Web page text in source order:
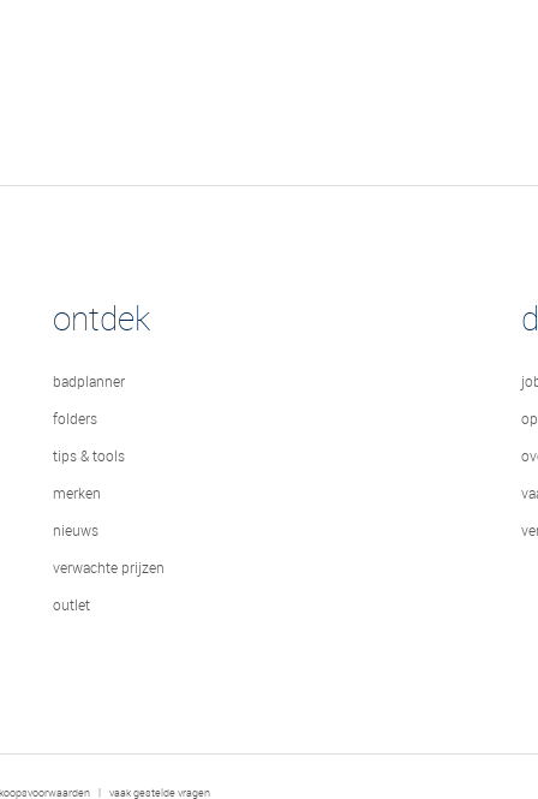
ontdek
badplanner
folders
tips & tools
merken
nieuws
verwachte prijzen
outlet
| vaak gestelde vragen